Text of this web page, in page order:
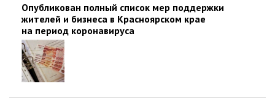
Опубликован полный список мер поддержки
жителей и бизнеса в Красноярском крае
на период коронавируса